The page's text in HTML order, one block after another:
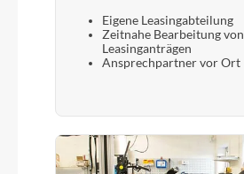
Eigene Leasingabteilung
Zeitnahe Bearbeitung von
Leasinganträgen
Ansprechpartner vor Ort